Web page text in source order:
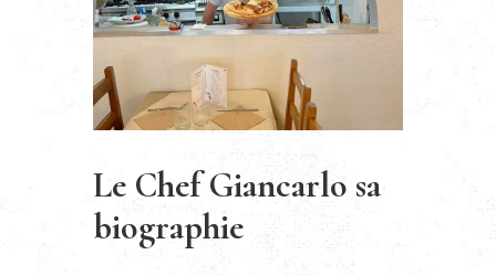
Le Chef Giancarlo sa
biographie